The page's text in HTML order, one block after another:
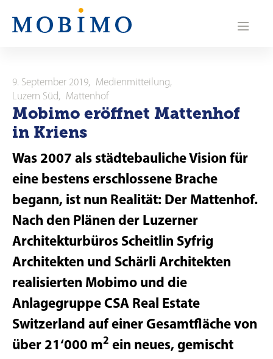
N
a
i
g
a
t
i
o
n
9. September 2019, Medienmitteilung,
Luzern Süd, Mattenhof
Mobimo eröffnet Mattenhof
in Kriens
Was 2007 als städtebauliche Vision für
eine bestens erschlossene Brache
begann, ist nun Realität: Der Mattenhof.
Nach den Plänen der Luzerner
Architekturbüros Scheitlin Syfrig
Architekten und Schärli Architekten
realisierten Mobimo und die
Anlagegruppe CSA Real Estate
Switzerland auf einer Gesamtfläche von
über 21‘000 m2 ein neues, gemischt